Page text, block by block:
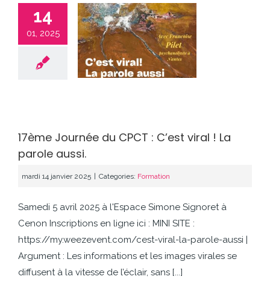
14
01, 2025
JOURNÉE DU
VIRAL ! LA
17ème Journée du CPCT : C’est viral ! La
parole aussi.
mardi 14 janvier 2025 | Categories: Formation
Samedi 5 avril 2025 à l'Espace Simone Signoret à
Cenon Inscriptions en ligne ici : MINI SITE :
https://my.weezevent.com/cest-viral-la-parole-aussi |
Argument : Les informations et les images virales se
diffusent à la vitesse de l’éclair, sans [...]